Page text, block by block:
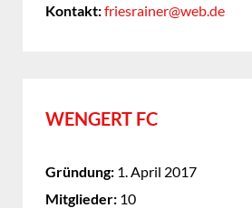
Kontakt:friesrainer@web.de
WENGERT FC
Gründung: 1. April 2017
Mitglieder: 10